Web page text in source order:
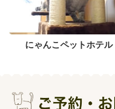
にゃんこペットホテル